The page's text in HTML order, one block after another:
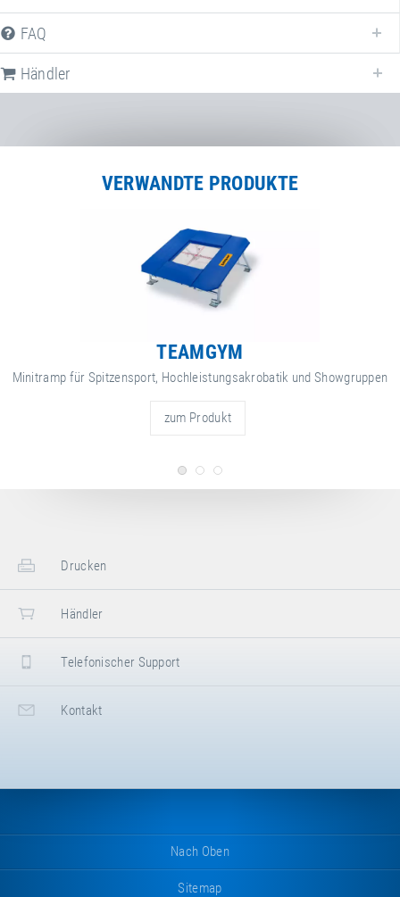
FAQ
Nachfolgend finden Sie eine Liste der häufig gestellten Fragen (FAQ) zum
Händler
VERWANDTE PRODUKTE
TEAMGYM
Minitramp für Spitzensport, Hochleistungsakrobatik und Showgruppen
zum Produkt
Drucken
Händler
Telefonischer Support
Kontakt
Nach Oben
Sitemap